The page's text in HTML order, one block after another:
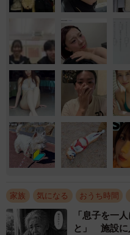
家族 気になる おうち時間
「息子を一
と」 施設に